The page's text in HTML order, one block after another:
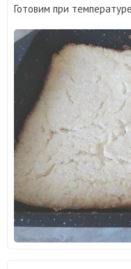
Готовим при